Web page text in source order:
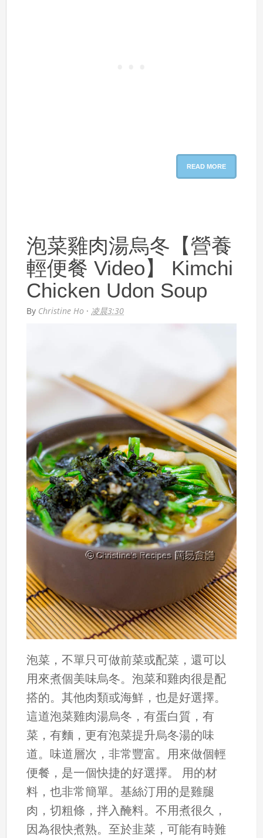
READ MORE
泡菜雞肉湯烏冬【營養
輕便餐 Video】 Kimchi
Chicken Udon Soup
By Christine Ho · 凌晨3:30
泡菜，不單只可做前菜或配菜，還可以
用來煮個美味烏冬。泡菜和雞肉很是配
搭的。其他肉類或海鮮，也是好選擇。
這道泡菜雞肉湯烏冬，有蛋白質，有
菜，有麵，更有泡菜提升烏冬湯的味
道。味道層次，非常豐富。用來做個輕
便餐，是一個快捷的好選擇。 用的材
料，也非常簡單。基絲汀用的是雞腿
肉，切粗條，拌入醃料。不用煮很久，
因為很快煮熟。至於韭菜，可能有時難